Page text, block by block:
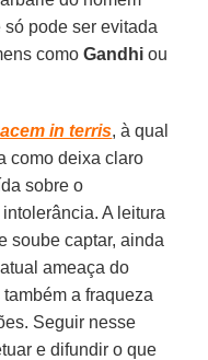
pode ser evitada
comoGandhi ou
in terris, à qual
como deixa claro
sobre o
A leitura
soube captar, ainda
ameaça do
a fraqueza
Seguir nesse
e difundir o que